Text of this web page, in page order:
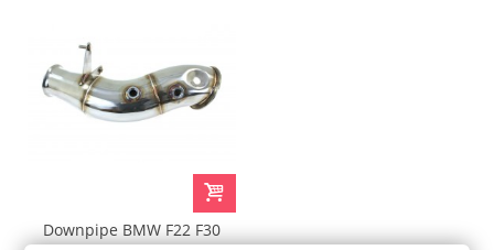
Downpipe BMW F22 F30